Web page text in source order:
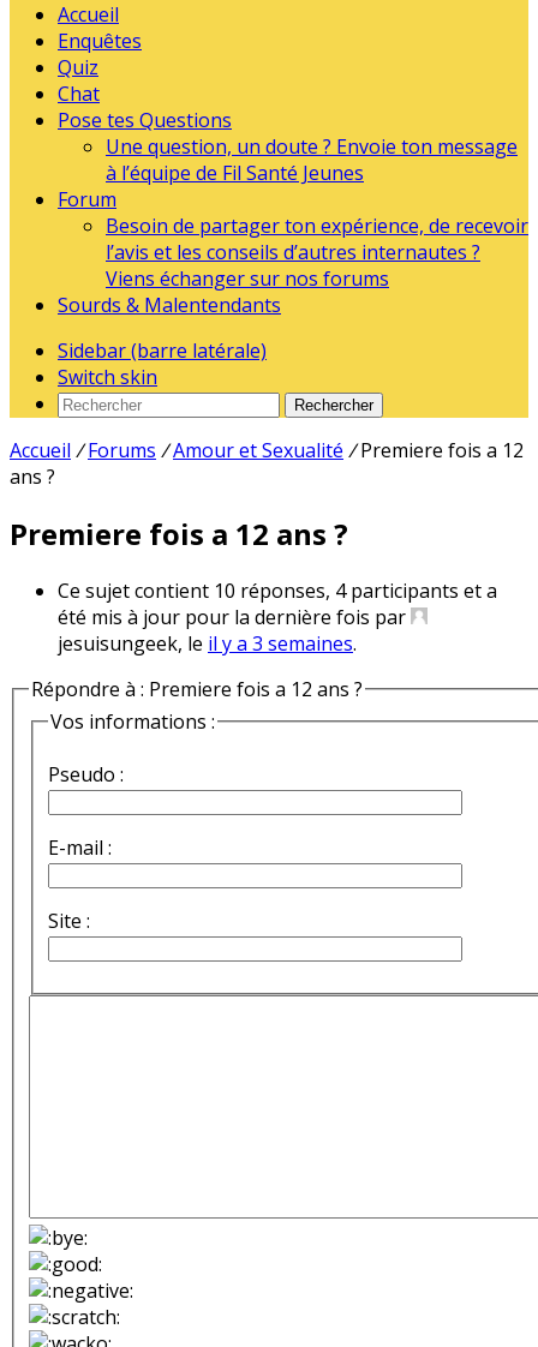
Accueil
Enquêtes
Quiz
Chat
Pose tes Questions
Une question, un doute ? Envoie ton message
à l’équipe de Fil Santé Jeunes
Forum
Besoin de partager ton expérience, de recevoir
l’avis et les conseils d’autres internautes ?
Viens échanger sur nos forums
Sourds & Malentendants
Sidebar (barre latérale)
Switch skin
Rechercher
Accueil / Forums /Amour et Sexualité / Premiere fois a 12
ans ?
Premiere fois a 12 ans ?
Ce sujet contient 10 réponses, 4 participants et a
été mis à jour pour la dernière fois par
jesuisungeek, le il y a 3 semaines.
Répondre à : Premiere fois a 12 ans ?
Vos informations :
Pseudo :
E-mail :
Site :